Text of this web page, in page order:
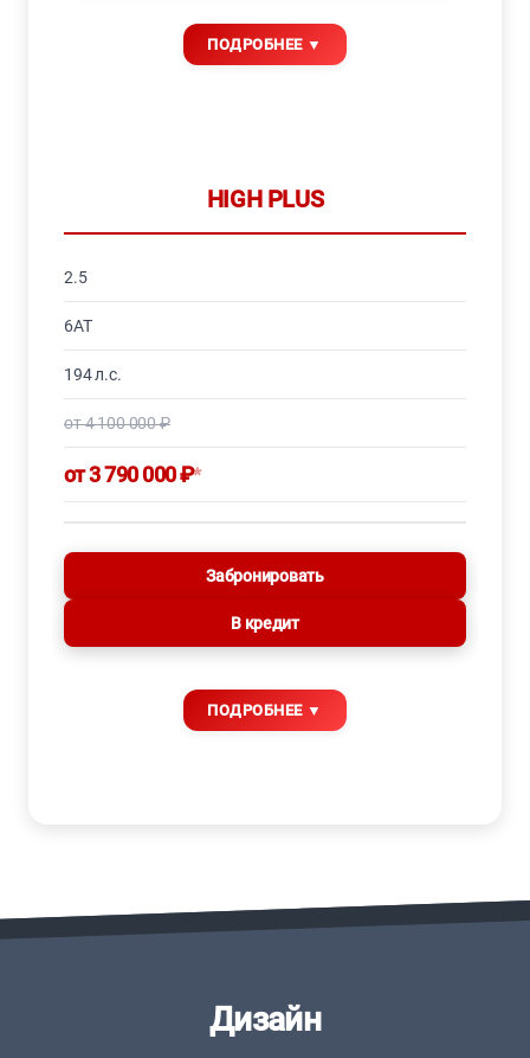
HIGH PLUS
2.5
6AT
194 л.с.
от 4 100 000 ₽
от 3 790 000 ₽*
Забронировать
В кредит
Дизайн